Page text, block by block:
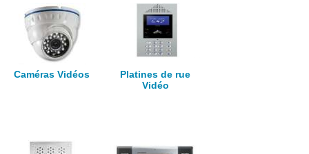
Caméras Vidéos
Platines de rue
Vidéo